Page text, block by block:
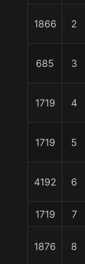
1866 2
685 3
1719 4
1719 5
4192 6
1719 7
1876 8